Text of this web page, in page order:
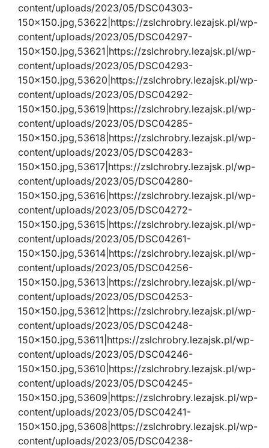
content/uploads/2023/05/DSC04303-
150×150.jpg,53622|https://zslchrobry.lezajsk.pl/wp-
content/uploads/2023/05/DSC04297-
150×150.jpg,53621|https://zslchrobry.lezajsk.pl/wp-
content/uploads/2023/05/DSC04293-
150×150.jpg,53620|https://zslchrobry.lezajsk.pl/wp-
content/uploads/2023/05/DSC04292-
150×150.jpg,53619|https://zslchrobry.lezajsk.pl/wp-
content/uploads/2023/05/DSC04285-
150×150.jpg,53618|https://zslchrobry.lezajsk.pl/wp-
content/uploads/2023/05/DSC04283-
150×150.jpg,53617|https://zslchrobry.lezajsk.pl/wp-
content/uploads/2023/05/DSC04280-
150×150.jpg,53616|https://zslchrobry.lezajsk.pl/wp-
content/uploads/2023/05/DSC04272-
150×150.jpg,53615|https://zslchrobry.lezajsk.pl/wp-
content/uploads/2023/05/DSC04261-
150×150.jpg,53614|https://zslchrobry.lezajsk.pl/wp-
content/uploads/2023/05/DSC04256-
150×150.jpg,53613|https://zslchrobry.lezajsk.pl/wp-
content/uploads/2023/05/DSC04253-
150×150.jpg,53612|https://zslchrobry.lezajsk.pl/wp-
content/uploads/2023/05/DSC04248-
150×150.jpg,53611|https://zslchrobry.lezajsk.pl/wp-
content/uploads/2023/05/DSC04246-
150×150.jpg,53610|https://zslchrobry.lezajsk.pl/wp-
content/uploads/2023/05/DSC04245-
150×150.jpg,53609|https://zslchrobry.lezajsk.pl/wp-
content/uploads/2023/05/DSC04241-
150×150.jpg,53608|https://zslchrobry.lezajsk.pl/wp-
content/uploads/2023/05/DSC04238-